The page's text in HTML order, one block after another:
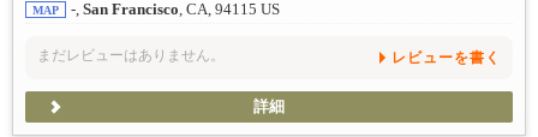
MAP -, San Francisco, CA, 94115 US
まだレビューはありません。 レビューを書く
詳細